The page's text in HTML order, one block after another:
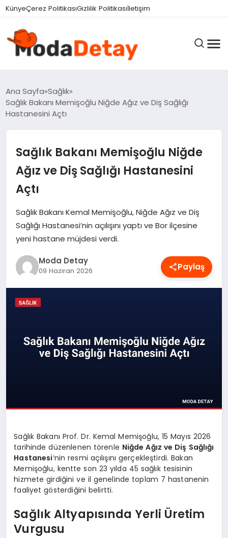
felix markets 360
felix markets yatırım
felix markets pro
felix markets
felix markets app
KünyeÇerez PolitikasıGizlilik Politikasıİletişim
GÜNDEM
DÜNYA
EĞITIM
MAGAZIN
TEKNOLOJI
Ana Sayfa Sağlık
Sağlık Bakanı Memişoğlu Niğde Ağız ve Diş Sağlığı
Hastanesini Açtı
Sağlık Bakanı Memişoğlu Niğde
Ağız ve Diş Sağlığı Hastanesini
Açtı
Sağlık Bakanı Kemal Memişoğlu, Niğde Ağız ve Diş
Sağlığı Hastanesi’nin açılışını yaptı ve Bor ilçesine
yeni hastane müjdesi verdi.
Moda Detay
09 Haziran 2026 Paylaş
Sağlık Bakanı Prof. Dr. Kemal Memişoğlu, 15 Mayıs 2026
tarihinde düzenlenen törenle Niğde Ağız ve Diş Sağlığı
Hastanesi‘nin resmi açılışını gerçekleştirdi. Bakan
Memişoğlu, kentte son 23 yılda 45 sağlık tesisinin
hizmete girdiğini ve il genelinde toplam 7 hastanenin
faaliyet gösterdiğini belirtti.
Sağlık Altyapısında Yerli Üretim
Vurgusu